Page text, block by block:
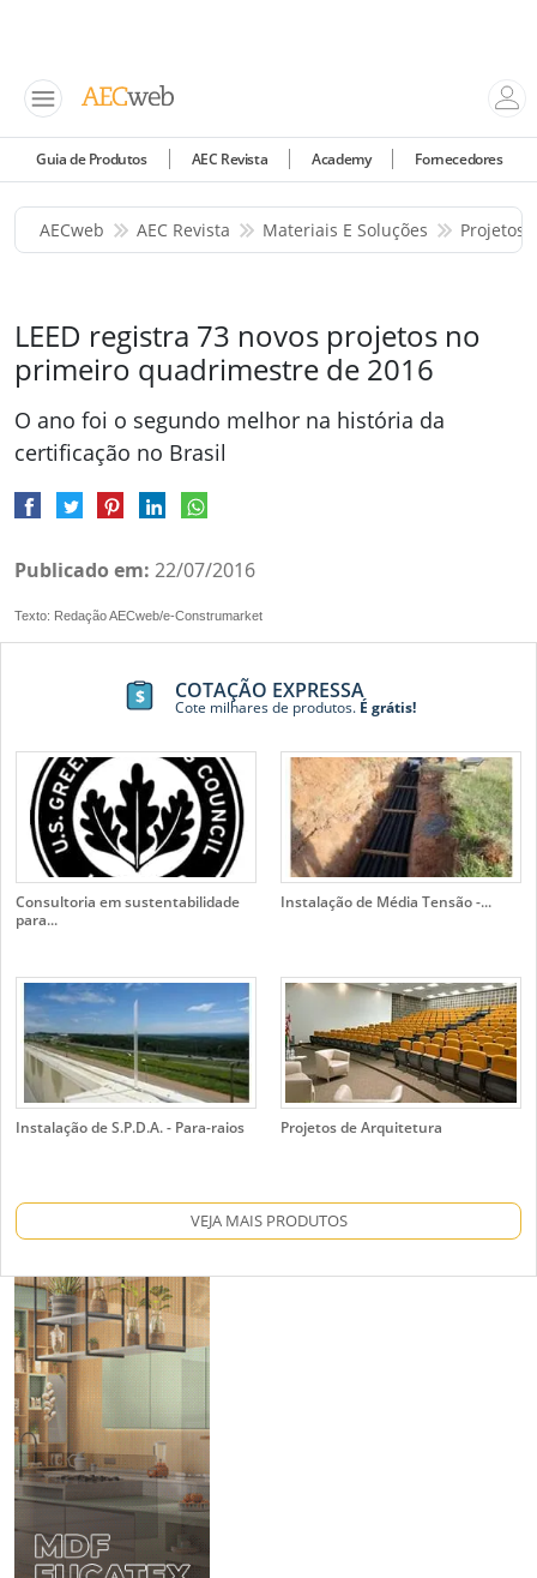
Guia de Produtos AEC Revista Academy Fornecedores
AECweb AEC Revista Materiais E Soluções Projetos
LEED registra 73 novos projetos no
primeiro quadrimestre de 2016
O ano foi o segundo melhor na história da
certificação no Brasil
Publicado em: 22/07/2016
Texto: Redação AECweb/e-Construmarket
COTAÇÃO EXPRESSA
Cote milhares de produtos.É grátis!
Consultoria em sustentabilidade
para...
Instalação de Média Tensão -...
Instalação de S.P.D.A. - Para-raios Projetos de Arquitetura
VEJA MAIS PRODUTOS